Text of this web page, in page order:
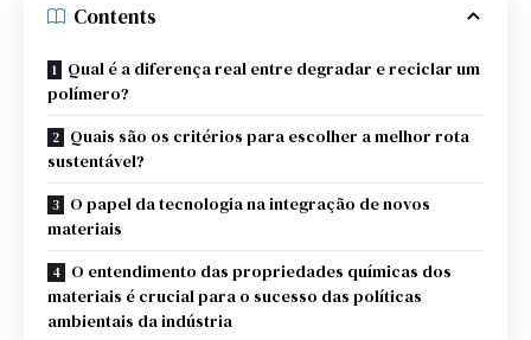
Contents
Qual é a diferença real entre degradar e reciclar um
polímero?
Quais são os critérios para escolher a melhor rota
sustentável?
O papel da tecnologia na integração de novos
materiais
O entendimento das propriedades químicas dos
materiais é crucial para o sucesso das políticas
ambientais da indústria